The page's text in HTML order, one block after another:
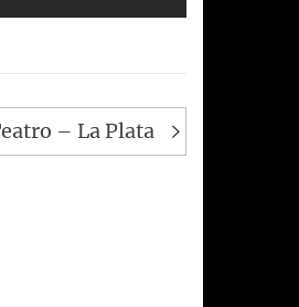
– La Plata